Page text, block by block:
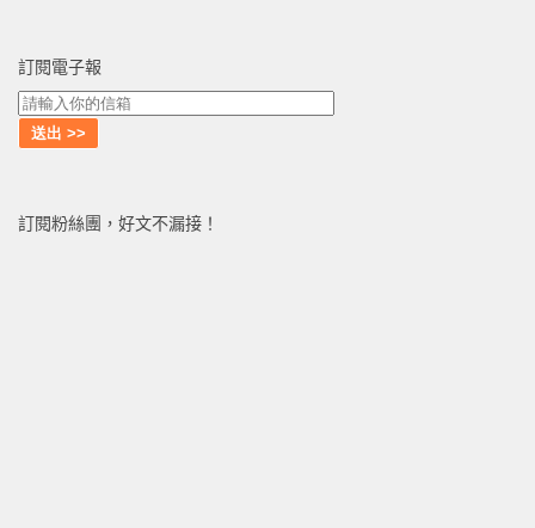
訂閱電子報
訂閱粉絲團，好文不漏接！